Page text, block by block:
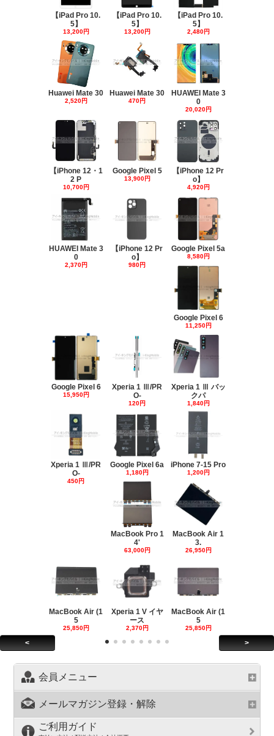
【iPad Pro 10.
5】
13,200円
【iPad Pro 10.
5】
13,200円
【iPad Pro 10.
5】
2,480円
Huawei Mate 30
2,520円
Huawei Mate 30
470円
HUAWEI Mate 3
0
20,020円
【iPhone 12・1
2 P
10,700円
Google Pixel 5
13,900円
【iPhone 12 Pr
o】
4,920円
HUAWEI Mate 3
0
2,370円
【iPhone 12 Pr
o】
980円
Google Pixel 5a
8,580円
Google Pixel 6
11,250円
Google Pixel 6
15,950円
Xperia 1 Ⅲ/PR
O-
120円
Xperia 1 Ⅲ バッ
クパ
1,840円
Xperia 1 Ⅲ/PR
O-
450円
Google Pixel 6a
1,180円
iPhone 7-15 Pro
1,200円
MacBook Pro 1
4'
63,000円
MacBook Air 1
3.
26,950円
MacBook Air (1
5
25,850円
Xperia 1 V イヤ
ース
2,370円
MacBook Air (1
5
25,850円
< >
会員メニュー
メールマガジン登録・解除
ご利用ガイド